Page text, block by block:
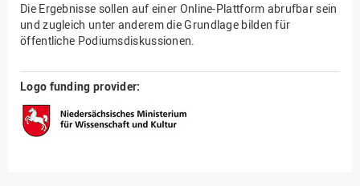
Die Ergebnisse sollen auf einer Online-Plattform abrufbar sein
und zugleich unter anderem die Grundlage bilden für
öffentliche Podiumsdiskussionen.
Logo funding provider: